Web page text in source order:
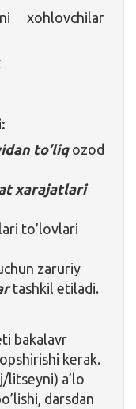
xohlovchilar
to’liqozod
xarajatlari
to’lovlari
zaruriy
tashkil etiladi.
bakalavr
kerak.
litseyni) a’lo
darsdan